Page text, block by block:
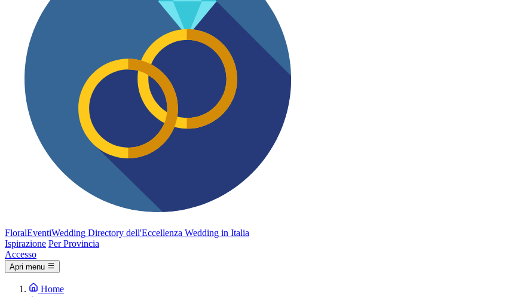
FloralEventiWedding Directory dell'Eccellenza Wedding in Italia
Ispirazione Per Provincia
Accesso
Apri menu
Home